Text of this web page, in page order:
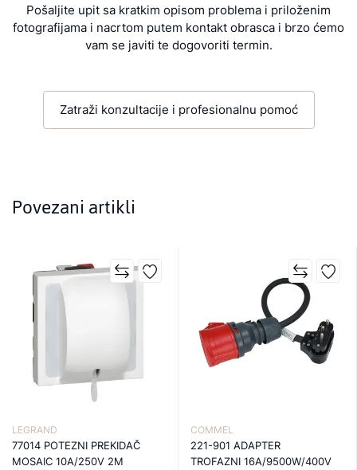
Pošaljite upit sa kratkim opisom problema i priloženim
fotografijama i nacrtom putem kontakt obrasca i brzo ćemo
vam se javiti te dogovoriti termin.
Zatraži konzultacije i profesionalnu pomoć
Povezani artikli
LEGRAND
77014 POTEZNI PREKIDAČ
MOSAIC 10A/250V 2M
COMMEL
221-901 ADAPTER
TROFAZNI 16A/9500W/400V